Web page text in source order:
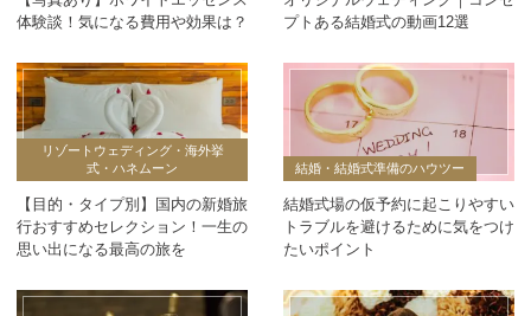
体験談！気になる費用や効果は？
プトある結婚式の動画12選
リゾートウェディング・海外挙
式・ハネムーン
【目的・タイプ別】国内の新婚旅
行おすすめセレクション！一生の
思い出になる最高の旅を
結婚・結婚式準備のハウツー
結婚式場の仮予約に起こりやすい
トラブルを避けるために気をつけ
たいポイント